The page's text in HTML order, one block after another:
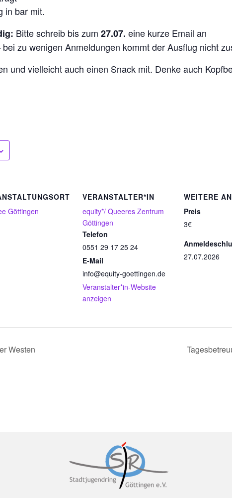
in bar mit.
Bitte schreib bis zum 27.07. eine kurze Email an
bei zu wenigen Anmeldungen kommt der Ausflug nicht
und vielleicht auch einen Snack mit. Denke auch
Göttingen
VERANSTALTER*IN
equity*/ Queeres Zentrum
Göttingen
Telefon
0551 29 17 25 24
E-Mail
info@equity-goettingen.de
Veranstalter*in-Website
anzeigen
WEITERE
Preis
3€
27.07.2026
Westen